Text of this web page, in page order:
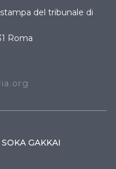
del tribunale di
Roma
GAKKAI